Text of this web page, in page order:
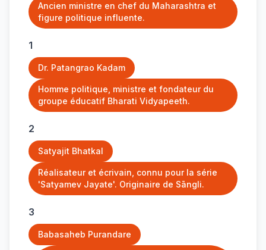
Ancien ministre en chef du Maharashtra et
figure politique influente.
1
Dr. Patangrao Kadam
Homme politique, ministre et fondateur du
groupe éducatif Bharati Vidyapeeth.
2
Satyajit Bhatkal
Réalisateur et écrivain, connu pour la série
'Satyamev Jayate'. Originaire de Sāngli.
3
Babasaheb Purandare